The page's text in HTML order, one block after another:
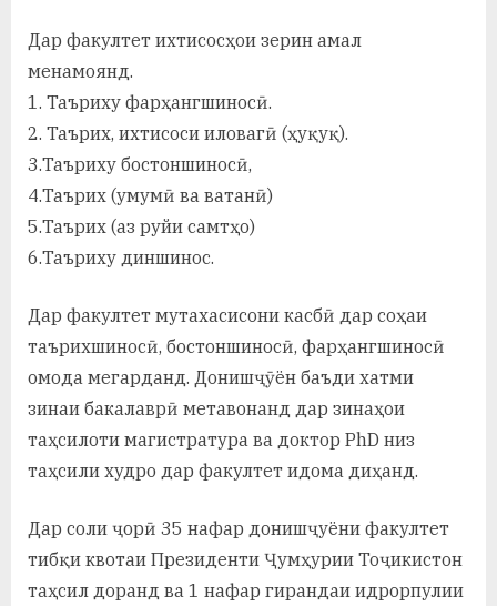
Дар факултет ихтисосҳои зерин амал
менамоянд.
1. Таъриху фарҳангшиносӣ.
2. Таърих, ихтисоси иловагӣ (ҳуқуқ).
3.Таъриху бостоншиносӣ,
4.Таърих (умумӣ ва ватанӣ)
5.Таърих (аз руйи самтҳо)
6.Таъриху диншинос.
Дар факултет мутахасисони касбӣ дар соҳаи
таърихшиносӣ, бостоншиносӣ, фарҳангшиносӣ
омода мегарданд. Донишҷӯён баъди хатми
зинаи бакалаврӣ метавонанд дар зинаҳои
таҳсилоти магистратура ва доктор PhD низ
таҳсили худро дар факултет идома диҳанд.
Дар соли ҷорӣ 35 нафар донишҷуёни факултет
тибқи квотаи Президенти Ҷумҳурии Тоҷикистон
таҳсил доранд ва 1 нафар гирандаи идрорпулии